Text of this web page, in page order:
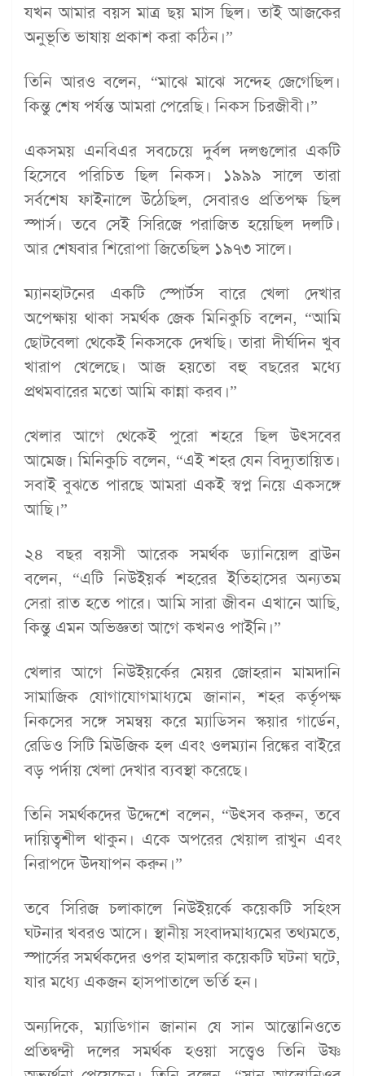
যখন আমার বয়স মাত্র ছয় মাস ছিল। তাই আজকের
অনুভূতি ভাষায় প্রকাশ করা কঠিন।”
তিনি আরও বলেন, “মাঝে মাঝে সন্দেহ জেগেছিল।
কিন্তু শেষ পর্যন্ত আমরা পেরেছি। নিকস চিরজীবী।”
একসময় এনবিএর সবচেয়ে দুর্বল দলগুলোর একটি
হিসেবে পরিচিত ছিল নিকস। ১৯৯৯ সালে তারা
সর্বশেষ ফাইনালে উঠেছিল, সেবারও প্রতিপক্ষ ছিল
স্পার্স। তবে সেই সিরিজে পরাজিত হয়েছিল দলটি।
আর শেষবার শিরোপা জিতেছিল ১৯৭৩ সালে।
ম্যানহাটনের একটি স্পোর্টস বারে খেলা দেখার
অপেক্ষায় থাকা সমর্থক জেক মিনিকুচি বলেন, “আমি
ছোটবেলা থেকেই নিকসকে দেখছি। তারা দীর্ঘদিন খুব
খারাপ খেলেছে। আজ হয়তো বহু বছরের মধ্যে
প্রথমবারের মতো আমি কান্না করব।”
খেলার আগে থেকেই পুরো শহরে ছিল উৎসবের
আমেজ। মিনিকুচি বলেন, “এই শহর যেন বিদ্যুতায়িত।
সবাই বুঝতে পারছে আমরা একই স্বপ্ন নিয়ে একসঙ্গে
আছি।”
২৪ বছর বয়সী আরেক সমর্থক ড্যানিয়েল ব্রাউন
বলেন, “এটি নিউইয়র্ক শহরের ইতিহাসের অন্যতম
সেরা রাত হতে পারে। আমি সারা জীবন এখানে আছি,
কিন্তু এমন অভিজ্ঞতা আগে কখনও পাইনি।”
খেলার আগে নিউইয়র্কের মেয়র জোহরান মামদানি
সামাজিক যোগাযোগমাধ্যমে জানান, শহর কর্তৃপক্ষ
নিকসের সঙ্গে সমন্বয় করে ম্যাডিসন স্কয়ার গার্ডেন,
রেডিও সিটি মিউজিক হল এবং ওলম্যান রিঙ্কের বাইরে
বড় পর্দায় খেলা দেখার ব্যবস্থা করেছে।
তিনি সমর্থকদের উদ্দেশে বলেন, “উৎসব করুন, তবে
দায়িত্বশীল থাকুন। একে অপরের খেয়াল রাখুন এবং
নিরাপদে উদযাপন করুন।”
তবে সিরিজ চলাকালে নিউইয়র্কে কয়েকটি সহিংস
ঘটনার খবরও আসে। স্থানীয় সংবাদমাধ্যমের তথ্যমতে,
স্পার্সের সমর্থকদের ওপর হামলার কয়েকটি ঘটনা ঘটে,
যার মধ্যে একজন হাসপাতালে ভর্তি হন।
অন্যদিকে, ম্যাডিগান জানান যে সান আন্তোনিওতে
প্রতিদ্বন্দ্বী দলের সমর্থক হওয়া সত্ত্বেও তিনি উষ্ণ